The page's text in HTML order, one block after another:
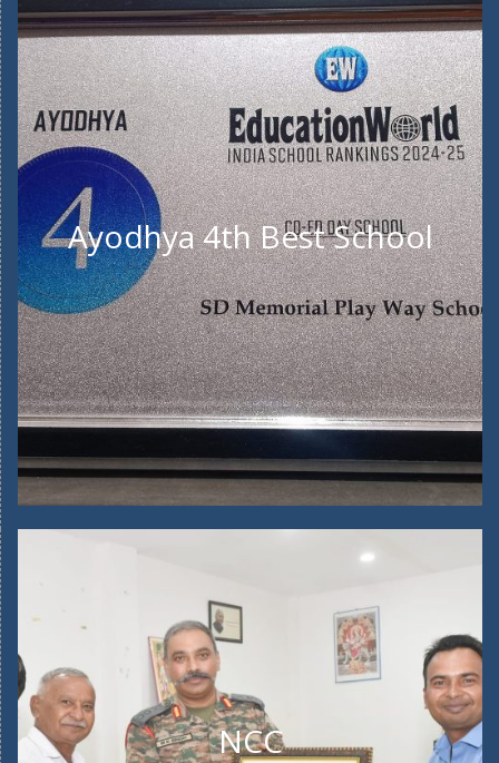
Ayodhya 4th Best School
NCC